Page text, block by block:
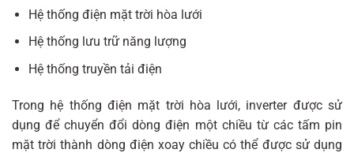
Hệ thống điện mặt trời hòa lưới
Hệ thống lưu trữ năng lượng
Hệ thống truyền tải điện
Trong hệ thống điện mặt trời hòa lưới, inverter được sử
dụng để chuyển đổi dòng điện một chiều từ các tấm pin
mặt trời thành dòng điện xoay chiều có thể được sử dụng